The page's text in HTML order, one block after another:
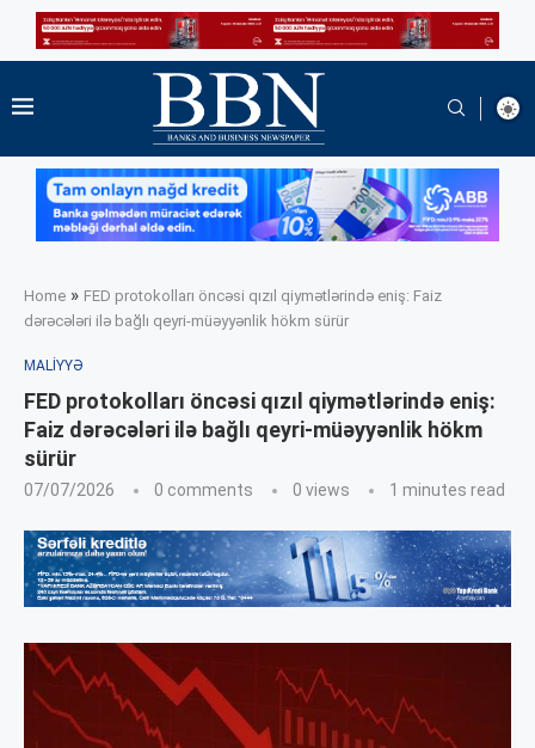
Home » FED protokolları öncəsi qızıl qiymətlərində eniş: Faiz
dərəcələri ilə bağlı qeyri-müəyyənlik hökm sürür
MALIYYƏ
FED protokolları öncəsi qızıl qiymətlərində eniş:
Faiz dərəcələri ilə bağlı qeyri-müəyyənlik hökm
sürür
07/07/2026 0 comments 0 views 1 minutes read